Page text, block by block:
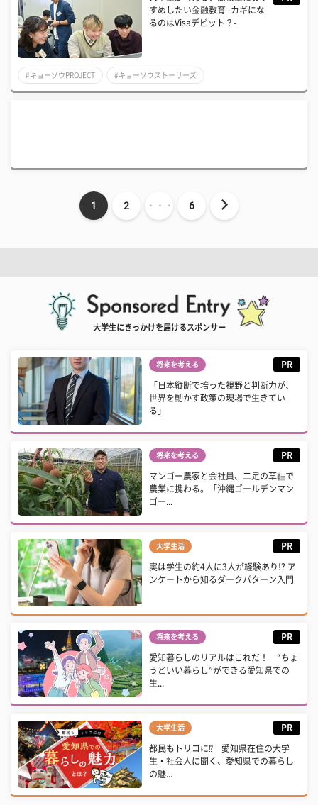
すめしたい金融教育 -カギにな
るのはVisaデビット？-
#キョーソウPROJECT #キョーソウストーリーズ
1 2 ・・・ 6
大学生にきっかけを届けるスポンサー
将来を考える PR
「日本縦断で培った視野と判断力が、
世界を動かす政策の現場で生きてい
る」
将来を考える PR
マンゴー農家と会社員、二足の草鞋で
農業に携わる。「沖縄ゴールデンマン
ゴー...
大学生活 PR
実は学生の約4人に3人が経験あり!? ア
ンケートから知るダークパターン入門
将来を考える PR
愛知暮らしのリアルはこれだ！ “ちょ
うどいい暮らし”ができる愛知県での
生...
大学生活 PR
都民もトリコに⁉ 愛知県在住の大学
生・社会人に聞く、愛知県での暮らし
の魅...